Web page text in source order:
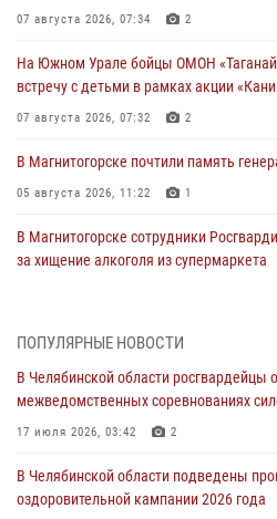
07 августа 2026, 07:34 2
На Южном Урале бойцы ОМОН
встречу с детьми в рамках акции
07 августа 2026, 07:32 2
В Магнитогорске почтили память
05 августа 2026, 11:22 1
В Магнитогорске сотрудники
за хищение алкоголя из супермаркета
На Южном Урале спецназ Росгвардии
Росгвардейцы задержали трёх
На Южном Урале сотрудники
ПОПУЛЯРНЫЕ НОВОСТИ
В Челябинской области росгвардейцы
межведомственных соревнованиях
17 июля 2026, 03:42 2
В Челябинской области подведены
оздоровительной кампании 2026 года